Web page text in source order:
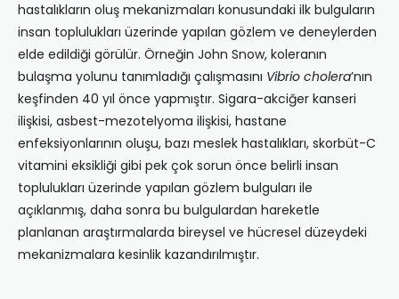
hastalıkların oluş mekanizmaları konusundaki ilk bulguların
insan toplulukları üzerinde yapılan gözlem ve deneylerden
elde edildiği görülür. Örneğin John Snow, koleranın
bulaşma yolunu tanımladığı çalışmasını Vibrio cholera’nın
keşfinden 40 yıl önce yapmıştır. Sigara-akciğer kanseri
ilişkisi, asbest-mezotelyoma ilişkisi, hastane
enfeksiyonlarının oluşu, bazı meslek hastalıkları, skorbüt-C
vitamini eksikliği gibi pek çok sorun önce belirli insan
toplulukları üzerinde yapılan gözlem bulguları ile
açıklanmış, daha sonra bu bulgulardan hareketle
planlanan araştırmalarda bireysel ve hücresel düzeydeki
mekanizmalara kesinlik kazandırılmıştır.